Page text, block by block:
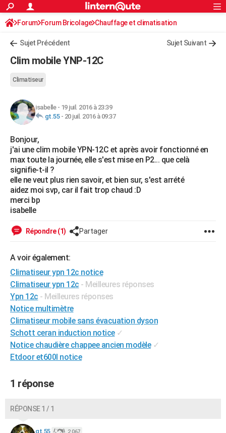
ACTUALITÉS
Politique
Société
Faits Divers
Education
Monde
Villes
+
Essais
Réserver un essai
Citadines
Berlines
SUV
Forum auto
+HIGH-TECH
BRICOLAGE
Forum
Aménagement intérieur
Extérieur
Cuisine
Salle de bains
Jardinage
Rangement
WEEK-END
Guides de France
Escapades
Patrimoine
Expositions
Musées
Week-end nature
+LIFESTYLE
Art de vivre
Bien-être
Loisirs
Mode
Modes de vie
SANTE
Alimentation
Guide de la santé
Maladies
Médicaments
Sommeil
Destinations
City break
Voyage nature
Voyage de noces
Forum
Climat
GUIDES D'ACHAT
CARTE DE VOEUX
Carte de Noël
Carte Bonne année
Carte Saint-Valentin
Carte Pâques
Carte d'anniversaire
DICTIONNAIRE
Dictionnaire
Biographies
Citations
Expressions
Proverbes
PROGRAMME TV
COPAINS D'AVANT
S'inscrire
Se connecter
Lycées
Collèges
Primaires
Universités
Entreprises
Service militaire
Avis de recherche
AVIS DE DÉCÈS
Rechercher
S'inscrire
Connexion
Forum Forum Bricolage Chauffage et climatisation
Sujet Précédent Sujet Suivant
Clim mobile YNP-12C
Climatiseur
isabelle- 19 juil. 2016 à 23:39
gt.55- 20 juil. 2016 à 09:37
Bonjour,
j'ai une clim mobile YPN-12C et après avoir fonctionné en
max toute la journée, elle s'est mise en P2... que celà
signifie-t-il ?
elle ne veut plus rien savoir, et bien sur, s'est arrété
aidez moi svp, car il fait trop chaud :D
merci bp
isabelle
Répondre (1) Partager
A voir également:
Climatiseur ypn 12c notice
Climatiseur ypn 12c - Meilleures réponses
Ypn 12c - Meilleures réponses
Notice multimètre
Climatiseur mobile sans évacuation dyson
Schott ceran induction notice ✓
Notice chaudière chappee ancien modèle ✓
Etdoor et600l notice
1 réponse
RÉPONSE 1 / 1
gt.55